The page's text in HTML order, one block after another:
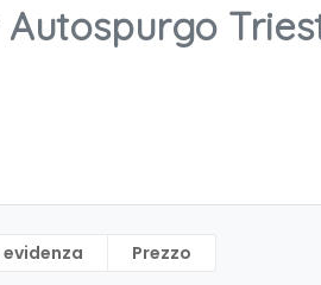
Autospurgo
evidenza Prezzo